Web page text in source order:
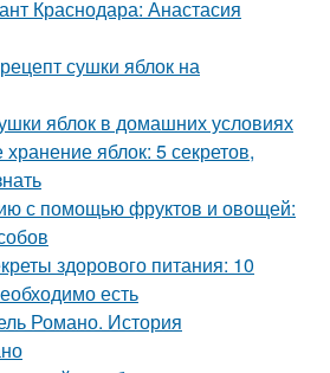
Краснодара: Анастасия
сушки яблок на
яблок в домашних условиях
яблок: 5 секретов,
с помощью фруктов и овощей:
здорового питания: 10
есть
Романо. История